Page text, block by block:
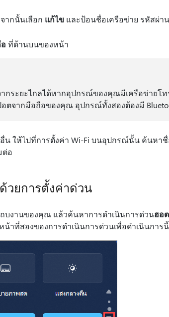
จากนั้นเลือก แก้ไข และป้อนชื่อเครือข่าย รหัสผ่า
ที่ด้านบนของหน้า
กระยะไกลได้หากอุปกรณ์ของคุณมีเครือข่ายโ
อตจากมือถือของคุณ อุปกรณ์ทั้งสองต้องมี
น ให้ไปที่การตั้งค่า Wi-Fi บนอุปกรณ์นั้น ค้นหา
ต่อ
วยการตั้งค่าด่วน
บงานของคุณ แล้วค้นหาการดําเนินการด่วนฮอ
น้าที่สองของการดําเนินการด่วนเพื่อดําเนินการนี้